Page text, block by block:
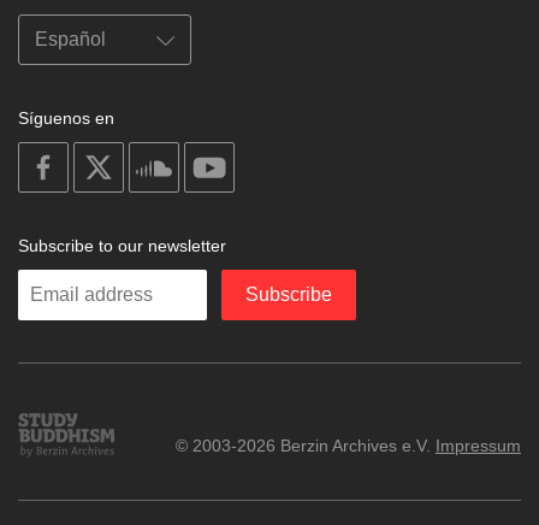
Síguenos en
on
facebook
soundcloud
Subscribe to our newsletter
Enter
Subscribe
Study
Buddhism
© 2003-2026 Berzin Archives e.V. Impressum